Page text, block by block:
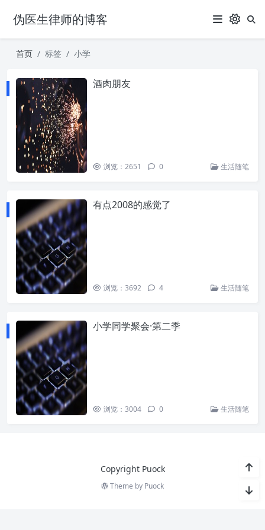
伪医生律师的博客
首页 标签 小学
酒肉朋友
浏览：2651 0 生活随笔
有点2008的感觉了
浏览：3692 4 生活随笔
小学同学聚会·第二季
浏览：3004 0 生活随笔
Copyright Puock
Theme by Puock